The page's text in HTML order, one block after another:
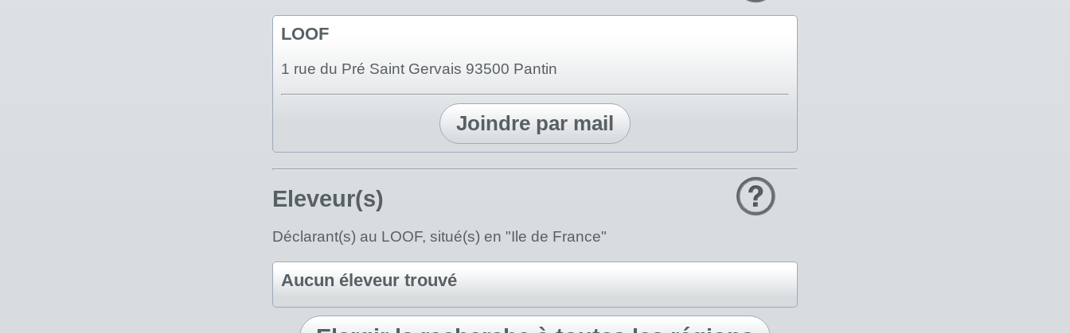
LOOF
1 rue du Pré Saint Gervais 93500 Pantin
Joindre par mail
Eleveur(s)
Déclarant(s) au LOOF, situé(s) en "Ile de France"
Aucun éleveur trouvé